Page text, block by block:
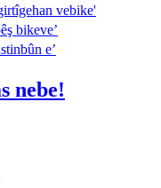
vebike'
bikeve’
e’
nebe!